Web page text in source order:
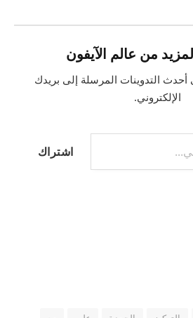
من عالم الآيفون
التدوينات المرسلة إلى بريدك
الإلكتروني.
اشتراك